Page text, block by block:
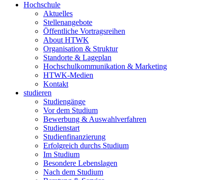
Hochschule
Aktuelles
Stellenangebote
Öffentliche Vortragsreihen
About HTWK
Organisation & Struktur
Standorte & Lageplan
Hochschulkommunikation & Marketing
HTWK-Medien
Kontakt
studieren
Studiengänge
Vor dem Studium
Bewerbung & Auswahlverfahren
Studienstart
Studienfinanzierung
Erfolgreich durchs Studium
Im Studium
Besondere Lebenslagen
Nach dem Studium